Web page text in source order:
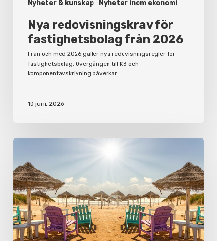
Nyheter & kunskap Nyheter inom ekonomi
Nya redovisningskrav för
fastighetsbolag från 2026
Från och med 2026 gäller nya redovisningsregler för
fastighetsbolag. Övergången till K3 och
komponentavskrivning påverkar…
10 juni, 2026
Korta
arbetsgivare
och
anställda